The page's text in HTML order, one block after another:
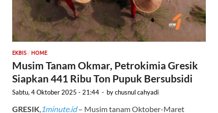
EKBIS/ HOME
Musim Tanam Okmar, Petrokimia Gresik
Siapkan 441 Ribu Ton Pupuk Bersubsidi
Sabtu, 4 Oktober 2025 - 21:44 - bychusnul cahyadi
GRESIK 1minute.id– Musim tanam Oktober-Maret